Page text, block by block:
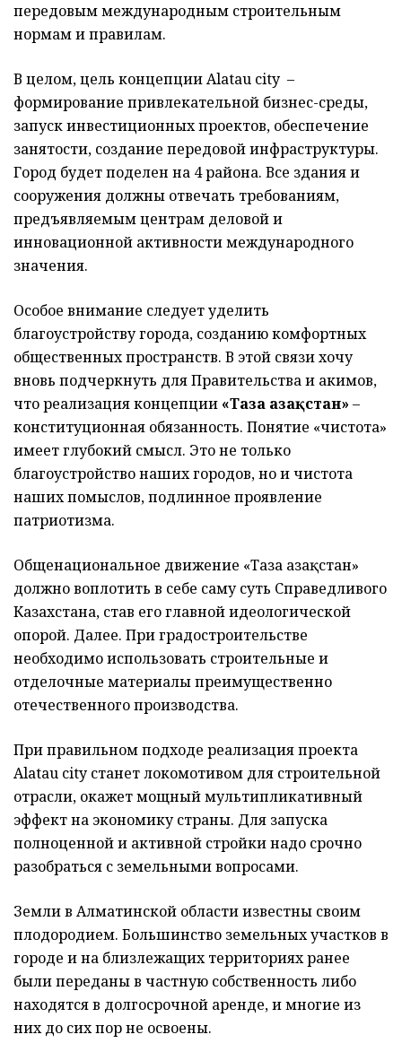
передовым международным строительным
нормам и правилам.
В целом, цель концепции Alatau city –
формирование привлекательной бизнес-среды,
запуск инвестиционных проектов, обеспечение
занятости, создание передовой инфраструктуры.
Город будет поделен на 4 района. Все здания и
сооружения должны отвечать требованиям,
предъявляемым центрам деловой и
инновационной активности международного
значения.
Особое внимание следует уделить
благоустройству города, созданию комфортных
общественных пространств. В этой связи хочу
вновь подчеркнуть для Правительства и акимов,
что реализация концепции «Таза Қазақстан» –
конституционная обязанность. Понятие «чистота»
имеет глубокий смысл. Это не только
благоустройство наших городов, но и чистота
наших помыслов, подлинное проявление
патриотизма.
Общенациональное движение «Таза Қазақстан»
должно воплотить в себе саму суть Справедливого
Казахстана, став его главной идеологической
опорой. Далее. При градостроительстве
необходимо использовать строительные и
отделочные материалы преимущественно
отечественного производства.
При правильном подходе реализация проекта
Alatau city станет локомотивом для строительной
отрасли, окажет мощный мультипликативный
эффект на экономику страны. Для запуска
полноценной и активной стройки надо срочно
разобраться с земельными вопросами.
Земли в Алматинской области известны своим
плодородием. Большинство земельных участков в
городе и на близлежащих территориях ранее
были переданы в частную собственность либо
находятся в долгосрочной аренде, и многие из
них до сих пор не освоены.